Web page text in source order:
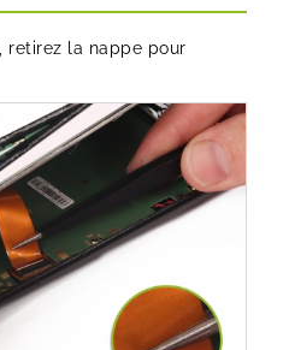
, retirez la nappe pour